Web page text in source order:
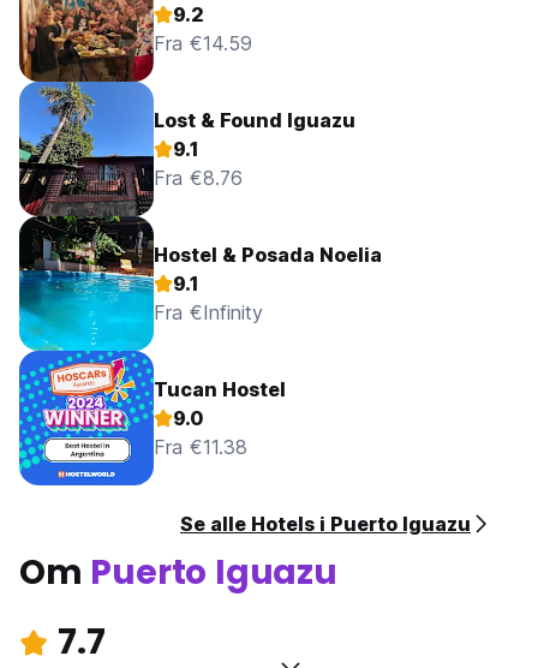
9.2
Fra €14.59
Lost & Found Iguazu
9.1
Fra €8.76
Hostel & Posada Noelia
9.1
Fra €Infinity
Tucan Hostel
9.0
Fra €11.38
Se alle Hotels i Puerto Iguazu
Om Puerto Iguazu
7.7